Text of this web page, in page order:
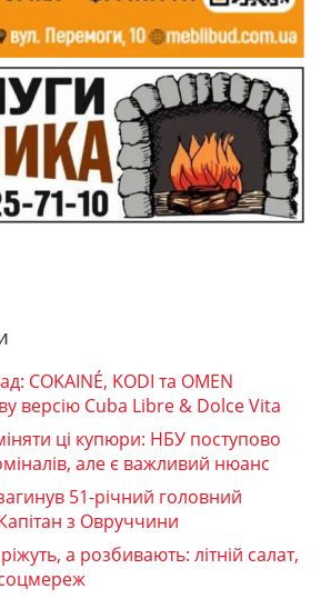
COKAINÉ, KODI та OMEN
версію Cuba Libre & Dolce Vita
ці купюри: НБУ поступово
але є важливий нюанс
51-річний головний
з Овруччини
а розбивають: літній салат,